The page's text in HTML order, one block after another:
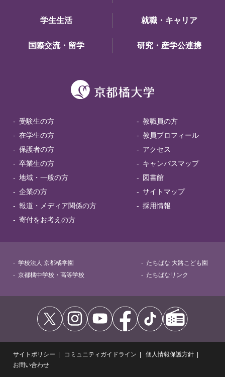
学生生活 就職・キャリア
国際交流・留学 研究・産学公連携
受験生の方
在学生の方
保護者の方
卒業生の方
地域・一般の方
企業の方
報道・メディア関係の方
寄付をお考えの方
教職員の方
教員プロフィール
アクセス
キャンパスマップ
図書館
サイトマップ
採用情報
学校法人 京都橘学園
京都橘中学校・高等学校
たちばな 大路こども園
たちばなリンク
サイトポリシー コミュニティガイドライン
個人情報保護方針
お問い合わせ